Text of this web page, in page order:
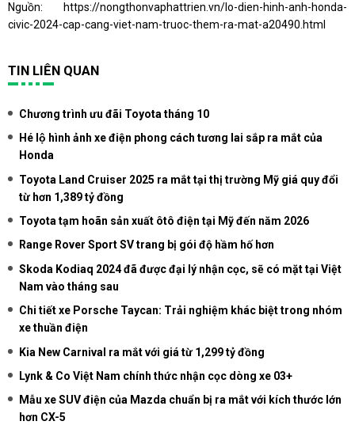
Nguồn:
https://nongthonvaphattrien.vn/lo-dien-hinh-anh-honda-
civic-2024-cap-cang-viet-nam-truoc-them-ra-mat-a20490.html
TIN LIÊN QUAN
Chương trình ưu đãi Toyota tháng 10
Hé lộ hình ảnh xe điện phong cách tương lai sắp ra mắt của
Honda
Toyota Land Cruiser 2025 ra mắt tại thị trường Mỹ giá quy đổi
từ hơn 1,389 tỷ đồng
Toyota tạm hoãn sản xuất ôtô điện tại Mỹ đến năm 2026
Range Rover Sport SV trang bị gói độ hầm hố hơn
Skoda Kodiaq 2024 đã được đại lý nhận cọc, sẽ có mặt tại Việt
Nam vào tháng sau
Chi tiết xe Porsche Taycan: Trải nghiệm khác biệt trong nhóm
xe thuần điện
Kia New Carnival ra mắt với giá từ 1,299 tỷ đồng
Lynk & Co Việt Nam chính thức nhận cọc dòng xe 03+
Mẫu xe SUV điện của Mazda chuẩn bị ra mắt với kích thước lớn
hơn CX-5